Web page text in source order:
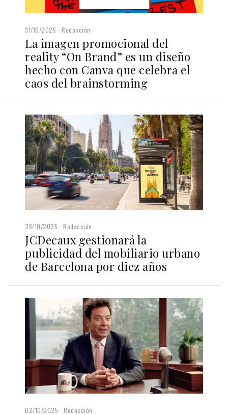
31/10/2025 Redacción
La imagen promocional del
reality “On Brand” es un diseño
hecho con Canva que celebra el
caos del brainstorming
28/10/2025 Redacción
JCDecaux gestionará la
publicidad del mobiliario urbano
de Barcelona por diez años
02/10/2025 Redacción